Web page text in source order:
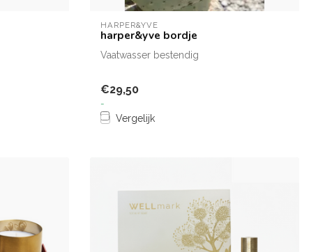
HARPER&YVE
harper&yve bordje
Vaatwasser bestendig
€29,50
-
Vergelijk